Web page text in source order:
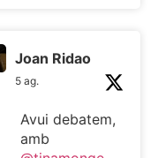
Joan Ridao
5 ag.
Avui debatem,
amb